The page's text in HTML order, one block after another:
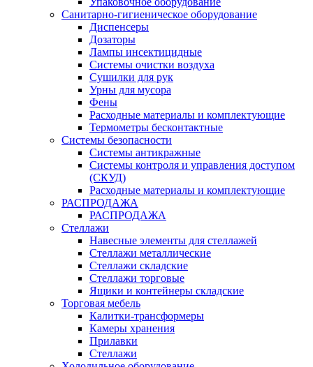
Санитарно-гигиеническое оборудование
Диспенсеры
Дозаторы
Лампы инсектицидные
Системы очистки воздуха
Сушилки для рук
Урны для мусора
Фены
Расходные материалы и комплектующие
Термометры бесконтактные
Системы безопасности
Системы антикражные
Системы контроля и управления доступом
(СКУД)
Расходные материалы и комплектующие
РАСПРОДАЖА
РАСПРОДАЖА
Стеллажи
Навесные элементы для стеллажей
Стеллажи металлические
Стеллажи складские
Стеллажи торговые
Ящики и контейнеры складские
Торговая мебель
Калитки-трансформеры
Камеры хранения
Прилавки
Стеллажи